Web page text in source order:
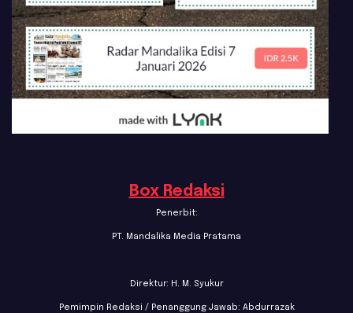
Box Redaksi
Penerbit:
PT. Mandalika Media Pratama
Direktur: H. M. Syukur
Pemimpin Redaksi / Penanggung Jawab: Abdurrazak